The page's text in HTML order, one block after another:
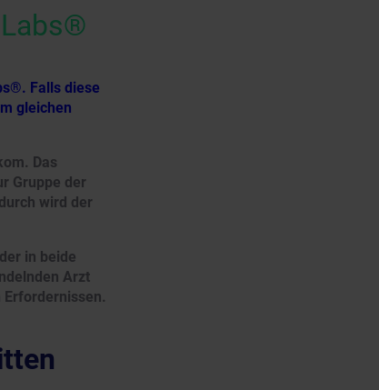
Falls diese
gleichen
Das
Gruppe der
wird der
in beide
Arzt